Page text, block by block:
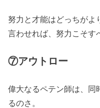
努力と才能はどっちがよ
言わせれば、努力こそす
⑦アウトロー
偉大なるペテン師は、同
るのさ。